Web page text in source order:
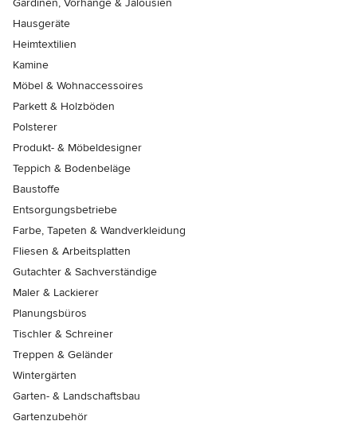
Gardinen, Vorhänge & Jalousien
Hausgeräte
Heimtextilien
Kamine
Möbel & Wohnaccessoires
Parkett & Holzböden
Polsterer
Produkt- & Möbeldesigner
Teppich & Bodenbeläge
Baustoffe
Entsorgungsbetriebe
Farbe, Tapeten & Wandverkleidung
Fliesen & Arbeitsplatten
Gutachter & Sachverständige
Maler & Lackierer
Planungsbüros
Tischler & Schreiner
Treppen & Geländer
Wintergärten
Garten- & Landschaftsbau
Gartenzubehör